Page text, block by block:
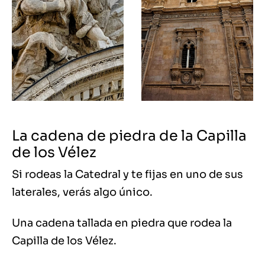
La cadena de piedra de la Capilla
de los Vélez
Si rodeas la Catedral y te fijas en uno de sus
laterales, verás algo único.
Una cadena tallada en piedra que rodea la
Capilla de los Vélez.